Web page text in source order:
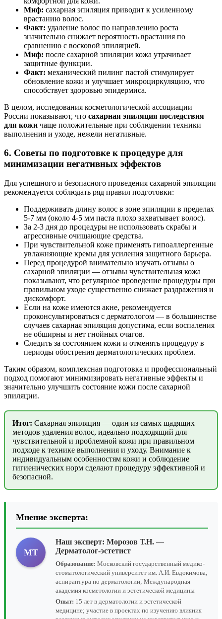
Миф: сахарная эпиляция приводит к усиленному
врастанию волос.
Факт: удаление волос по направлению роста
значительно снижает вероятность врастания по
сравнению с восковой эпиляцией.
Миф: после сахарной эпиляции кожа утрачивает
защитные функции.
Факт: механический пилинг пастой стимулирует
обновление кожи и улучшает микроциркуляцию, что
способствует здоровью эпидермиса.
В целом, исследования косметологической ассоциации
России показывают, что сахарная эпиляция последствия
для кожи чаще положительные при соблюдении техники
выполнения и уходе, нежели негативные.
6. Советы по подготовке к процедуре для
минимизации негативных эффектов
Для успешного и безопасного проведения сахарной эпиляции
рекомендуется соблюдать ряд правил подготовки:
Поддерживать длину волос в зоне эпиляции в пределах
5-7 мм (около 4-5 мм паста плохо захватывает волос).
За 2-3 дня до процедуры не использовать скрабы и
агрессивные очищающие средства.
При чувствительной коже применять гипоаллергенные
увлажняющие кремы для усиления защитного барьера.
Перед процедурой внимательно изучать отзывы о
сахарной эпиляции — отзывы чувствительная кожа
показывают, что регулярное проведение процедуры при
правильном уходе существенно снижает раздражения и
дискомфорт.
Если на коже имеются акне, рекомендуется
проконсультироваться с дерматологом — в большинстве
случаев сахарная эпиляция допустима, если воспаления
не обширны и нет гнойных очагов.
Следить за состоянием кожи и отменять процедуру в
периоды обострения дерматологических проблем.
Таким образом, комплексная подготовка и профессиональный
подход помогают минимизировать негативные эффекты и
значительно улучшить состояние кожи после сахарной
эпиляции.
Итог: Сахарная эпиляция — один из самых щадящих
методов удаления волос, идеально подходящий для
чувствительной и проблемной кожи при правильном
подходе к технике выполнения и уходу. Внимание к
индивидуальным особенностям кожи и соблюдение
гигиенических норм сделают процедуру эффективной и
безопасной.
Мнение эксперта:
МТ
Наш эксперт: Морозов Т.Н. —
Дерматолог-эстетист
Образование: Московский государственный медико-
стоматологический университет им. А.И. Евдокимова,
аспирантура по дерматологии; Международная
академия косметологии и эстетической медицины
Опыт: 15 лет в дерматологии и эстетической
медицине; участие в проектах по изучению влияния